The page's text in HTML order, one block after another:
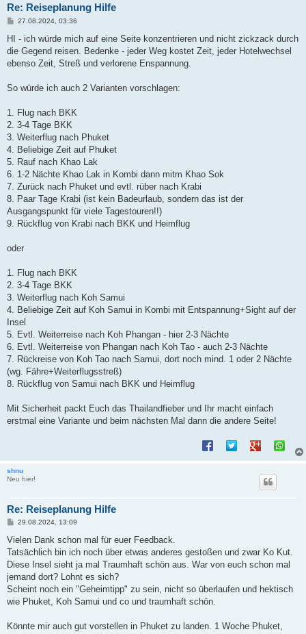
Re: Reiseplanung Hilfe
B
i
r
a
27.08.2024, 03:36
HI - ich würde mich auf eine Seite konzentrieren und nicht zickzack durch
die Gegend reisen. Bedenke - jeder Weg kostet Zeit, jeder Hotelwechsel
ebenso Zeit, Streß und verlorene Enspannung.
So würde ich auch 2 Varianten vorschlagen:
1. Flug nach BKK
2. 3-4 Tage BKK
3. Weiterflug nach Phuket
4. Beliebige Zeit auf Phuket
5. Rauf nach Khao Lak
6. 1-2 Nächte Khao Lak in Kombi dann mitm Khao Sok
7. Zurück nach Phuket und evtl. rüber nach Krabi
8. Paar Tage Krabi (ist kein Badeurlaub, sondern das ist der
Ausgangspunkt für viele Tagestouren!!)
9. Rückflug von Krabi nach BKK und Heimflug
oder
1. Flug nach BKK
2. 3-4 Tage BKK
3. Weiterflug nach Koh Samui
4. Beliebige Zeit auf Koh Samui in Kombi mit Entspannung+Sight auf der
Insel
5. Evtl. Weiterreise nach Koh Phangan - hier 2-3 Nächte
6. Evtl. Weiterreise von Phangan nach Koh Tao - auch 2-3 Nächte
7. Rückreise von Koh Tao nach Samui, dort noch mind. 1 oder 2 Nächte
(wg. Fähre+Weiterflugsstreß)
8. Rückflug von Samui nach BKK und Heimflug
Mit Sicherheit packt Euch das Thailandfieber und Ihr macht einfach
erstmal eine Variante und beim nächsten Mal dann die andere Seite!
shnu
Neu hier!
Re: Reiseplanung Hilfe
B
i
r
a
29.08.2024, 13:09
Vielen Dank schon mal für euer Feedback.
Tatsächlich bin ich noch über etwas anderes gestoßen und zwar Ko Kut.
Diese Insel sieht ja mal Traumhaft schön aus. War von euch schon mal
jemand dort? Lohnt es sich?
Scheint noch ein "Geheimtipp" zu sein, nicht so überlaufen und hektisch
wie Phuket, Koh Samui und co und traumhaft schön.
Könnte mir auch gut vorstellen in Phuket zu landen. 1 Woche Phuket,